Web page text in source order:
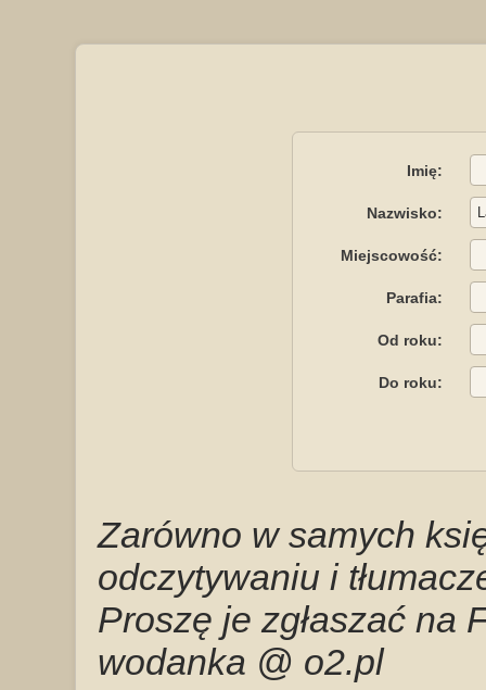
Imię:
Nazwisko:
Miejscowość:
Parafia:
Od roku:
Do roku:
Zarówno w samych
odczytywaniu i
Proszę je zgłaszać na
wodanka @ o2.pl